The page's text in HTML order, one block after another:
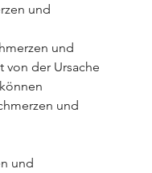
und
und
von der Ursache
und
und